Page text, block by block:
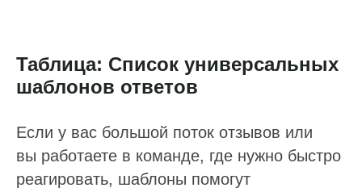
Таблица: Список универсальных
шаблонов ответов
Если у вас большой поток отзывов или
вы работаете в команде, где нужно быстро
реагировать, шаблоны помогут